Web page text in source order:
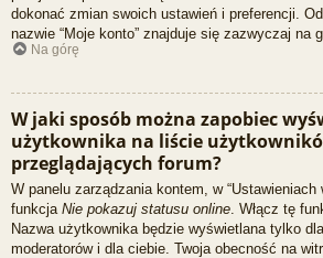
dokonać zmian swoich ustawień i preferencji.
nazwie “Moje konto” znajduje się zazwyczaj na
Na górę
W jaki sposób można zapobiec
użytkownika na liście
przeglądających forum?
W panelu zarządzania kontem, w “Ustawieniach
funkcja Nie pokazuj statusu online . Włącz tę
Nazwa użytkownika będzie wyświetlana tylko
moderatorów i dla ciebie. Twoja obecność na